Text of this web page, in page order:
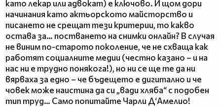
като лекар или адвокат) е ключово. И щом дори
начинания като актьорското майсторство и
писането не срещат тези критерии, то какво
остава за… постването на снимки онлайн? В случая
не виним по-старото поколение, че не схваща как
работят социалните медии (честно казано – и на
нас ни е трудно понякога!), но ни се ще те да ни
вярваха за едно – че бъдещето е дигитално и че
човек може наистина да си „вади хляба“ с подобен
тип труд… Само попитайте Чарли Д‘Амелио!